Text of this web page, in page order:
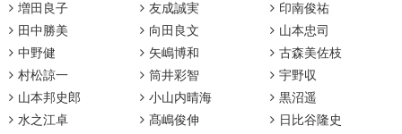
増田良子
友成誠実
印南俊祐
田中勝美
向田良文
山本忠司
中野健
矢嶋博和
古森美佐枝
村松諒一
筒井彩智
宇野収
山本邦史郎
小山内晴海
黒沼遥
水之江卓
髙嶋俊伸
日比谷隆史